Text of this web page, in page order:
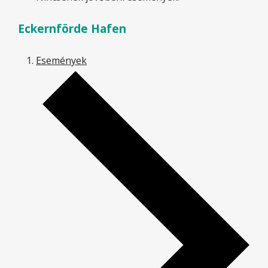
Eckernförde Hafen
Események